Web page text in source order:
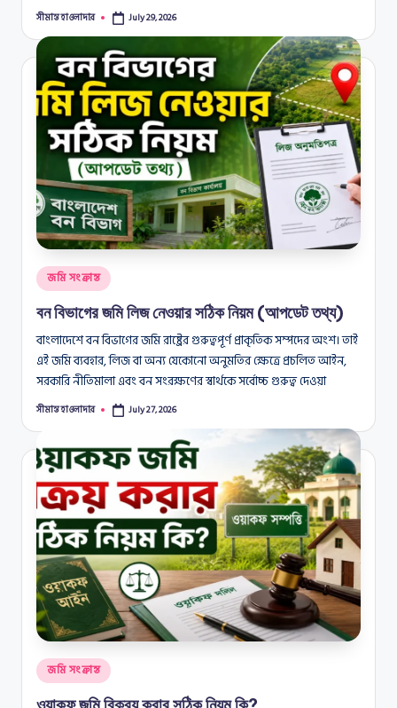
Posted
সীমান্ত হাওলাদার July 29, 2026
Posted
in
জমি সংক্রান্ত
বন বিভাগের জমি লিজ নেওয়ার সঠিক নিয়ম (আপডেট তথ্য)
বাংলাদেশে বন বিভাগের জমি রাষ্ট্রের গুরুত্বপূর্ণ প্রাকৃতিক সম্পদের অংশ। তাই
এই জমি ব্যবহার, লিজ বা অন্য যেকোনো অনুমতির ক্ষেত্রে প্রচলিত আইন,
সরকারি নীতিমালা এবং বন সংরক্ষণের স্বার্থকে সর্বোচ্চ গুরুত্ব দেওয়া
Posted
সীমান্ত হাওলাদার July 27, 2026
Posted
in
জমি সংক্রান্ত